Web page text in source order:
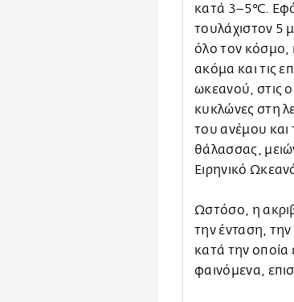
κατά 3–5°C.
τουλάχιστον 5
όλο τον κόσμο,
ακόμα και τις
ωκεανού, στις
κυκλώνες στη
του ανέμου και
θάλασσας,
Ειρηνικό Ωκεανό
Ωστόσο, η
την ένταση, την
κατά την οποία
φαινόμενα,